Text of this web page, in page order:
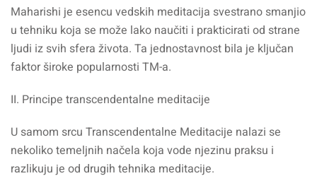
Maharishi je esencu vedskih meditacija svestrano smanjio
u tehniku koja se može lako naučiti i prakticirati od strane
ljudi iz svih sfera života. Ta jednostavnost bila je ključan
faktor široke popularnosti TM-a.
II. Principe transcendentalne meditacije
U samom srcu Transcendentalne Meditacije nalazi se
nekoliko temeljnih načela koja vode njezinu praksu i
razlikuju je od drugih tehnika meditacije.